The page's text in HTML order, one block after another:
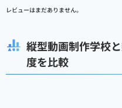
レビューはまだありません。
縦型動画制作学校
度を比較